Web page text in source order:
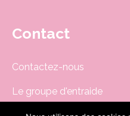
Contact
Contactez-nous
Le groupe d'entraide